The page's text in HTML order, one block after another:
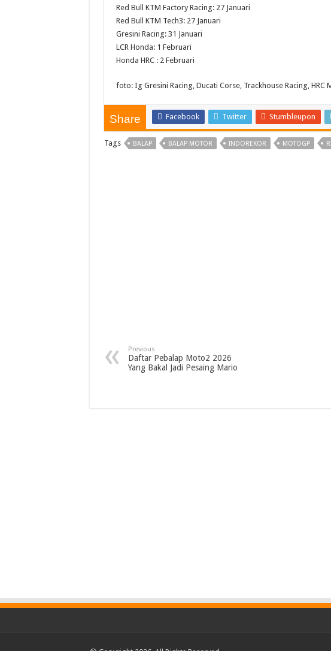
Red Bull KTM Factory Racing: 27 Januari
Red Bull KTM Tech3: 27 Januari
Gresini Racing: 31 Januari
LCR Honda: 1 Februari
Honda HRC : 2 Februari
foto: Ig Gresini Racing, Ducati Corse, Trackhouse Racing, HRC
Share Facebook Twitter Stumbleupon
Tags BALAP BALAP MOTOR INDOREKOR MOTOGP
Previous
Daftar Pebalap Moto2 2026
Yang Bakal Jadi Pesaing Mario